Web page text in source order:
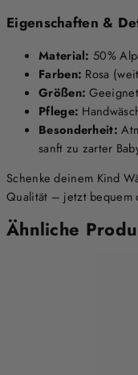
Eigenschaften &
Material: 50%
Farben: Rosa
Größen:
Pflege:
Besonderheit:
sanft zu zarter
Schenke deinem Kind
Qualität – jetzt bequem
Ähnliche